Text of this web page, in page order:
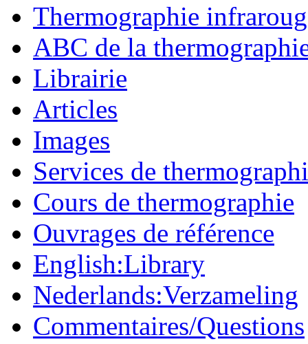
Thermographie
ABC de la
Librairie
Articles
Images
Services de
Cours de thermographie
Ouvrages de référence
English:Library
Nederlands:Verzameling
Commentaires/Questions